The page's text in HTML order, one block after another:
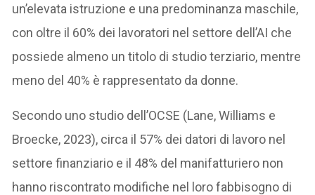
un’elevata istruzione e una predominanza maschile,
con oltre il 60% dei lavoratori nel settore dell’AI che
possiede almeno un titolo di studio terziario, mentre
meno del 40% è rappresentato da donne.
Secondo uno studio dell’OCSE (Lane, Williams e
Broecke, 2023), circa il 57% dei datori di lavoro nel
settore finanziario e il 48% del manifatturiero non
hanno riscontrato modifiche nel loro fabbisogno di